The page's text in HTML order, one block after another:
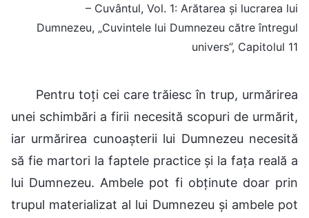
– Cuvântul, Vol. 1: Arătarea și lucrarea lui
Dumnezeu, „Cuvintele lui Dumnezeu către întregul
univers”, Capitolul 11
Pentru toți cei care trăiesc în trup, urmărirea
unei schimbări a firii necesită scopuri de urmărit,
iar urmărirea cunoașterii lui Dumnezeu necesită
să fie martori la faptele practice și la fața reală a
lui Dumnezeu. Ambele pot fi obținute doar prin
trupul materializat al lui Dumnezeu și ambele pot